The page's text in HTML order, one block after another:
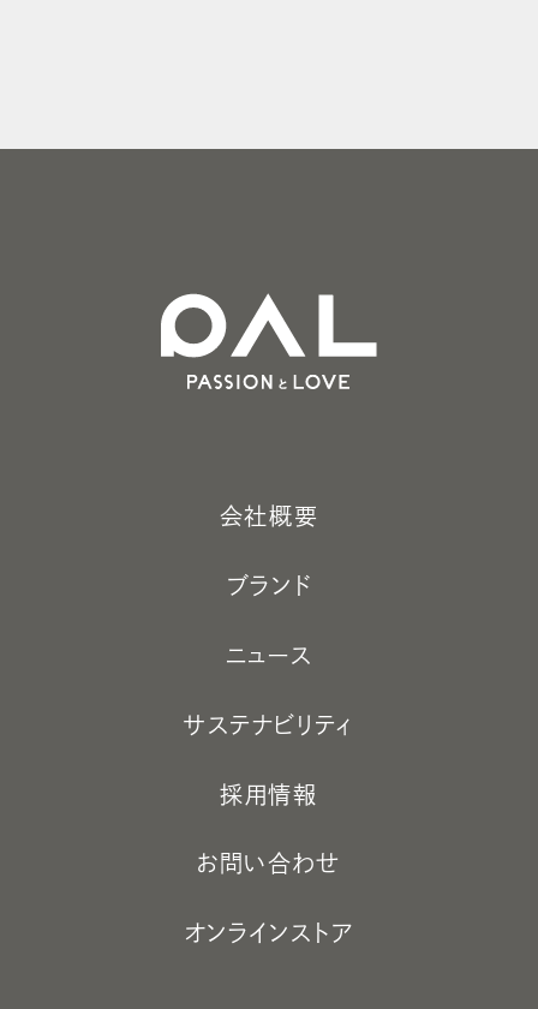
会社概要
ブランド
ニュース
サステナビリティ
採用情報
お問い合わせ
オンラインストア